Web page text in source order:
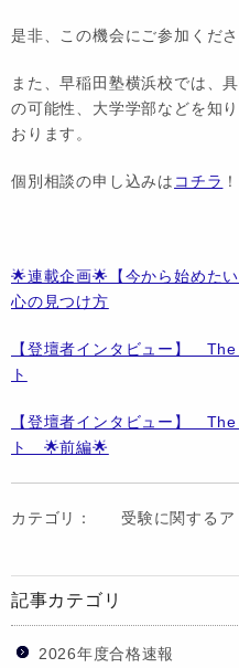
是非、この機会にご参加くだ
また、早稲田塾横浜校では、
の可能性、大学学部などを知
おります。
個別相談の申し込みは コチラ ！
🌟連載企画🌟【今から始めた
心の見つけ方
【登壇者インタビュー】
ト
【登壇者インタビュー】
ト 🌟前編🌟
カテゴリ： 受験に関するア
記事カテゴリ
2026年度合格速報